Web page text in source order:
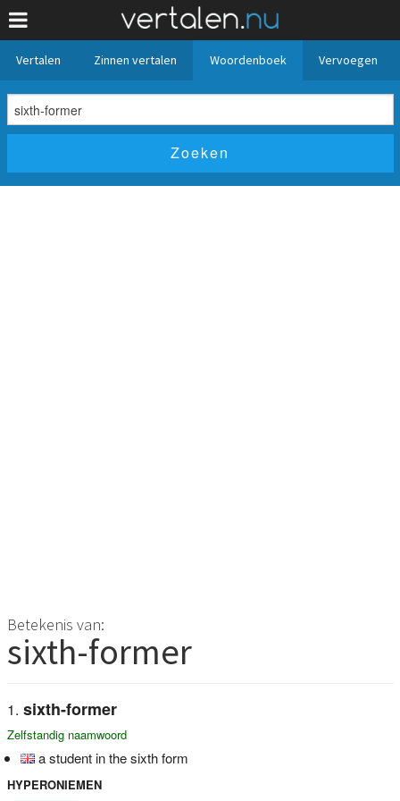
Vertalen Zinnen vertalen Woordenboek Vervoegen
Betekenis van:
sixth-former
sixth-former
Zelfstandig naamwoord
a student in the sixth form
HYPERONIEMEN